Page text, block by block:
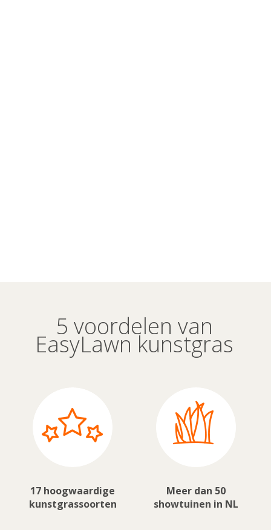
5 voordelen van
EasyLawn kunstgras
17 hoogwaardige
kunstgrassoorten
Meer dan 50
showtuinen in NL